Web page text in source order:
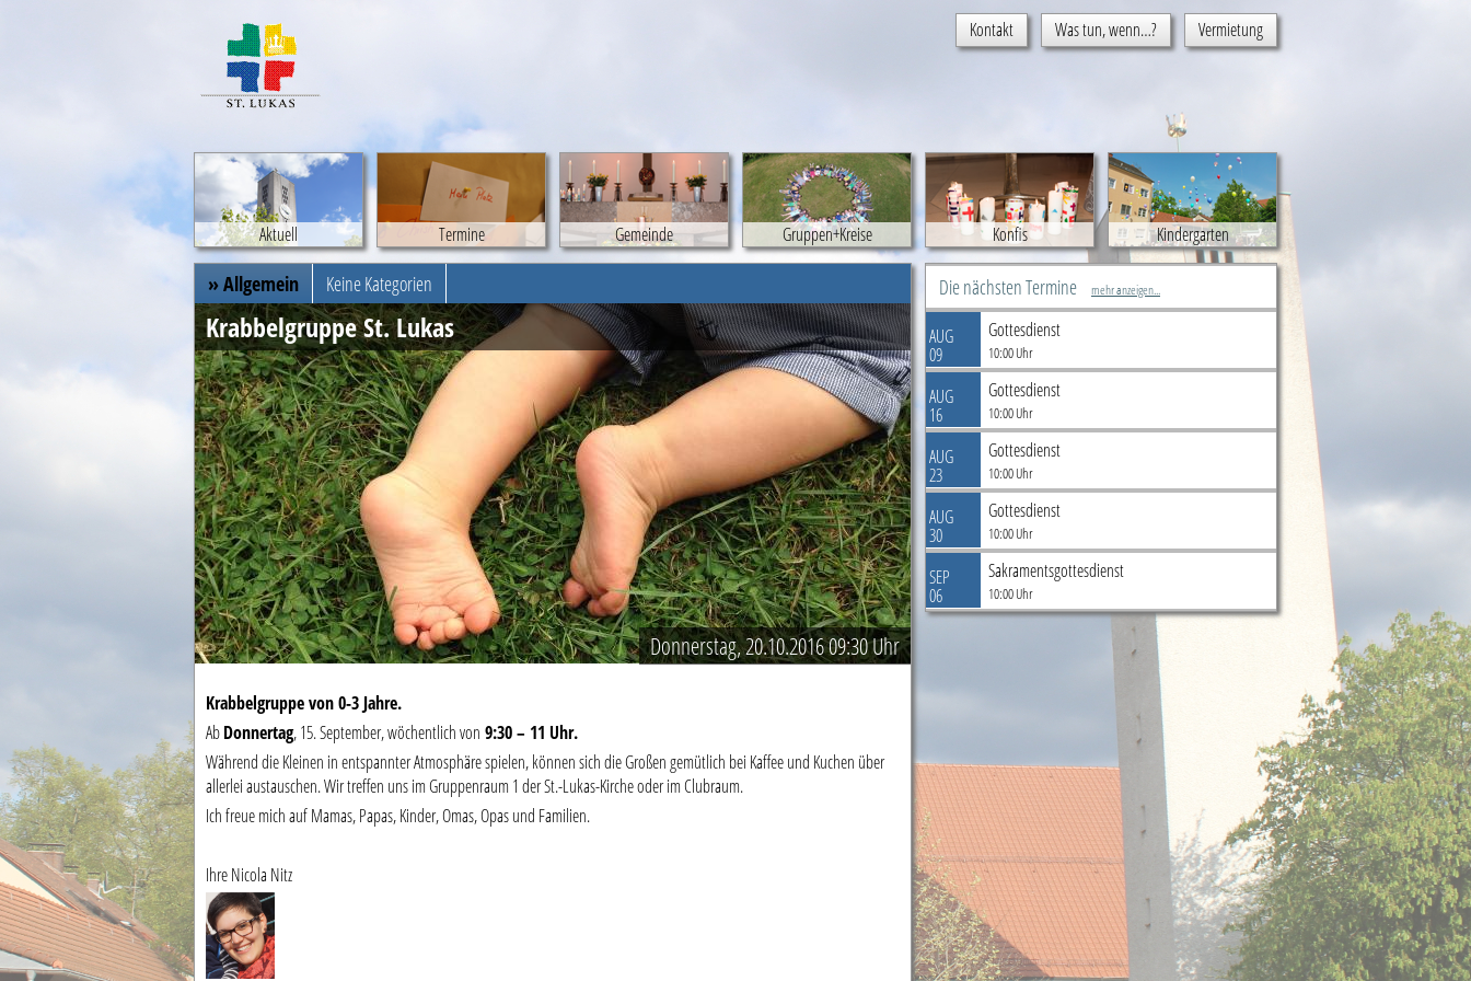
Kontakt Was tun, wenn…? Vermietung
Aktuell Termine Gemeinde Gruppen+Kreise Konfis Kindergarten
» Allgemein Keine Kategorien
Krabbelgruppe St. Lukas
Donnerstag, 20.10.2016 09:30 Uhr
Krabbelgruppe von 0-3 Jahre.
AbDonnertag, 15. September, wöchentlich von 9:30 – 11 Uhr.
Während die Kleinen in entspannter Atmosphäre spielen, können sich die Großen gemütlich bei Kaffee und Kuchen über
allerlei austauschen. Wir treffen uns im Gruppenraum 1 der St.-Lukas-Kirche oder im Clubraum.
Ich freue mich auf Mamas, Papas, Kinder, Omas, Opas und Familien.
Ihre Nicola Nitz
Die nächsten Termine mehr anzeigen...
AUG
09
Gottesdienst
10:00 Uhr
AUG
16
Gottesdienst
10:00 Uhr
AUG
23
Gottesdienst
10:00 Uhr
AUG
30
Gottesdienst
10:00 Uhr
SEP
06
Sakramentsgottesdienst
10:00 Uhr